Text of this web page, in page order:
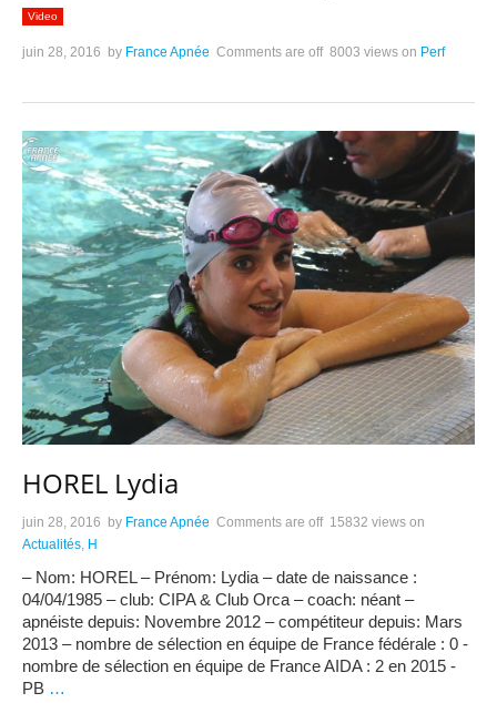
Video
juin 28, 2016 by France Apnée Comments are off 8003 views on Perf
HOREL Lydia
juin 28, 2016 by France Apnée Comments are off 15832 views on
Actualités, H
– Nom: HOREL – Prénom: Lydia – date de naissance :
04/04/1985 – club: CIPA & Club Orca – coach: néant –
apnéiste depuis: Novembre 2012 – compétiteur depuis: Mars
2013 – nombre de sélection en équipe de France fédérale : 0 -
nombre de sélection en équipe de France AIDA : 2 en 2015 -
PB …